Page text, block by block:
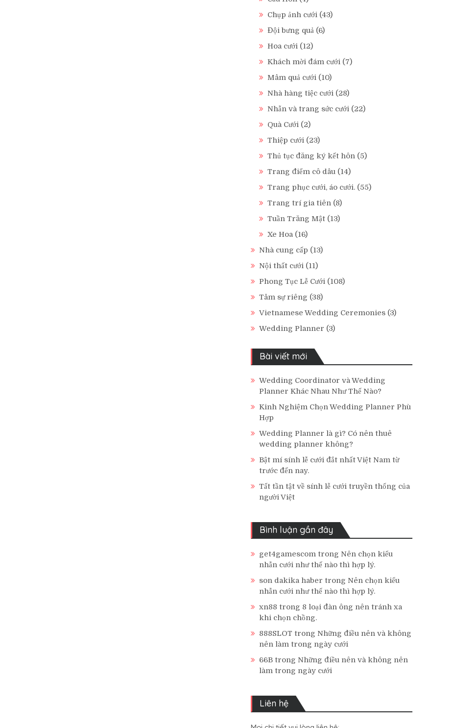
Chụp ảnh cưới (43)
Đội bưng quả (6)
Hoa cưới (12)
Khách mời đám cưới (7)
Mâm quả cưới (10)
Nhà hàng tiệc cưới (28)
Nhẫn và trang sức cưới (22)
Quà Cưới (2)
Thiệp cưới (23)
Thủ tục đăng ký kết hôn (5)
Trang điểm cô dâu (14)
Trang phục cưới, áo cưới. (55)
Trang trí gia tiên (8)
Tuần Trăng Mật (13)
Xe Hoa (16)
Nhà cung cấp (13)
Nội thất cưới (11)
Phong Tục Lễ Cưới (108)
Tâm sự riêng (38)
Vietnamese Wedding Ceremonies (3)
Wedding Planner (3)
Bài viết mới
Wedding Coordinator và Wedding
Planner Khác Nhau Như Thế Nào?
Kinh Nghiệm Chọn Wedding Planner Phù
Hợp
Wedding Planner là gì? Có nên thuê
wedding planner không?
Bật mí sính lễ cưới đắt nhất Việt Nam từ
trước đến nay.
Tất tần tật về sính lễ cưới truyền thống của
người Việt
Bình luận gần đây
get4gamescom trong Nên chọn kiểu
nhẫn cưới như thế nào thì hợp lý.
son dakika haber trong Nên chọn kiểu
nhẫn cưới như thế nào thì hợp lý.
xn88 trong 8 loại đàn ông nên tránh xa
khi chọn chồng.
888SLOT trong Những điều nên và không
nên làm trong ngày cưới
66B trong Những điều nên và không nên
làm trong ngày cưới
Liên hệ